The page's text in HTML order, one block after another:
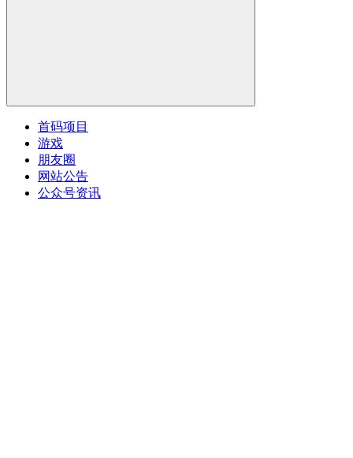
首码项目
游戏
朋友圈
网站公告
公众号资讯